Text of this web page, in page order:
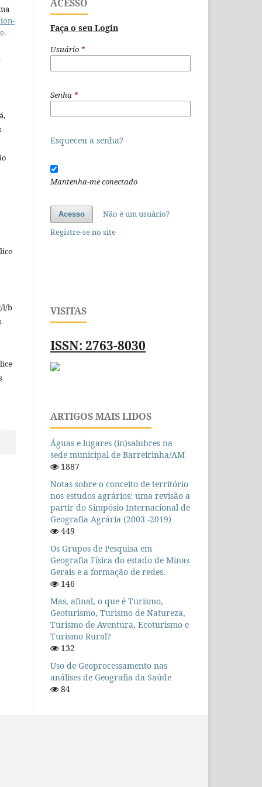
.
l/b
ACESSO
Faça o seu Login
Usuário *
Senha *
Esqueceu a senha?
Mantenha-me conectado
Acesso
Não é um usuário?
Registre-se no site
VISITAS
ISSN: 2763-8030
ARTIGOS MAIS LIDOS
Águas e lugares (in)salubres na
sede municipal de Barreirinha/AM
1887
Notas sobre o conceito de território
nos estudos agrários: uma revisão a
partir do Simpósio Internacional de
Geografia Agrária (2003 -2019)
449
Os Grupos de Pesquisa em
Geografia Física do estado de Minas
Gerais e a formação de redes.
146
Mas, afinal, o que é Turismo,
Geoturismo, Turismo de Natureza,
Turismo de Aventura, Ecoturismo e
Turismo Rural?
132
Uso de Geoprocessamento nas
análises de Geografia da Saúde
84